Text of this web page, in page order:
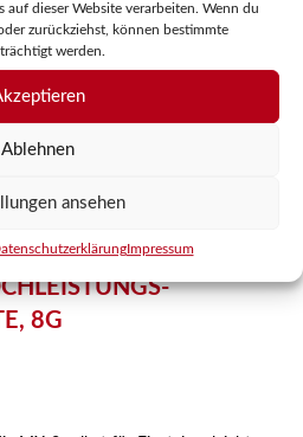
dieser Website verarbeiten. Wenn du
zurückziehst, können bestimmte
werden.
Ablehnen
ansehen
Impressum
8G